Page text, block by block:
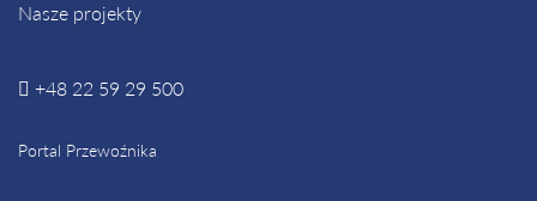
Nasze projekty
+48 22 59 29 500
Portal Przewoźnika